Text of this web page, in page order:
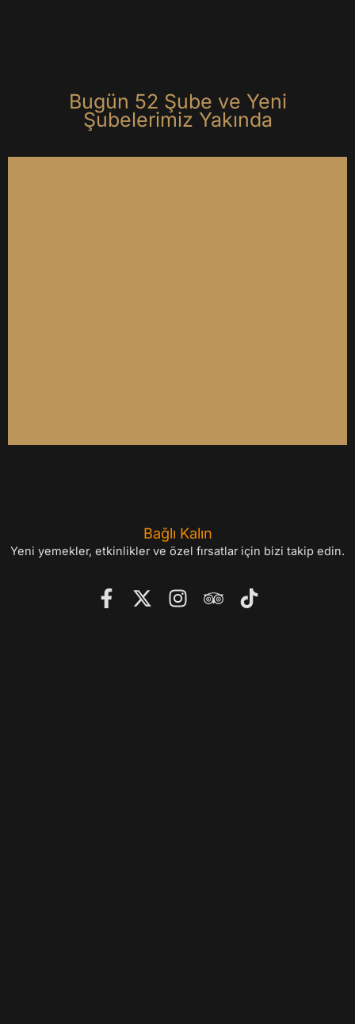
Bugün 52 Şube ve Yeni
Şubelerimiz Yakında
Bağlı Kalın
Yeni yemekler, etkinlikler ve özel fırsatlar için bizi takip edin.